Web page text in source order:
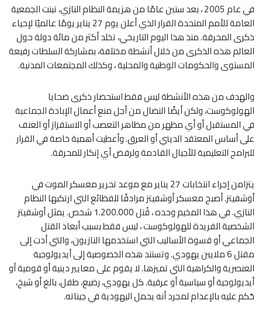
في عام 2005 ، بعد ستين عامًا من هزيمة النظام النازي، تبنت الجمعية
العامة للأمم المتحدة القرار الذي أعلن يوم 27 يناير يومًا عالميًا لإحياء
ذكرى المحرقة. منذ هذا اليوم التاريخي، تخلد أكثر من مائة دولة حول
العالم هذه الذكرى من خلال أنشطة مختلفة، بمشاركة السلطات رفيعة
المستوى والحكومات الوطنية والمحلية ، وكذلك المجتمعات المدنية.
والهدف من هذه الأنشطة ليس فقط استحضار ذكرى ضحايا
الهولوكوست، ولكن أيضًا النضال من أجل منع أعمال الإبادة الجماعية
في المستقبل أو أي مظهر من مظاهر التعصب أو الاستفزاز أو العنف
على أساس المعتقد الديني أو العرق. وأعطيت أهمية خاصة في القرار
للبرامج التعليمية للأجيال القادمة ولرفض أي إنكار للمحرقة.
يتزامن إجراء انتخابات 27 يناير مع موعد تحرير معسكر الموت في
أوشفيتز. أصبح معسكر أوشفيتز مرادفًا للفظائع التي ارتكبها النظام
النازي. في هذا المخيم وحده ، قُتل 1.200.000 شخص. يمثل أوشفيتز
الشخصية الفريدة للهولوكوست ، ليس فقط بسبب أبعاد القتل
الجماعي أو قسوة الأساليب التي استخدمها النازيون، والتي أدت إلى
مقتل 6 ملايين يهودي. وتستند هذه الخصوصية إلى أيديولوجية
العنصرية والكراهية التي تميزها. لا يقوم على معايير دينية أو قومية أو
أيديولوجية أو سياسية أو عرقية. كل يهودي، رضيع، طفل، بالغ أو شيخ،
حُكم عليه بالإعدام لمجرد أنه يحمل اليهودية في جيناته.